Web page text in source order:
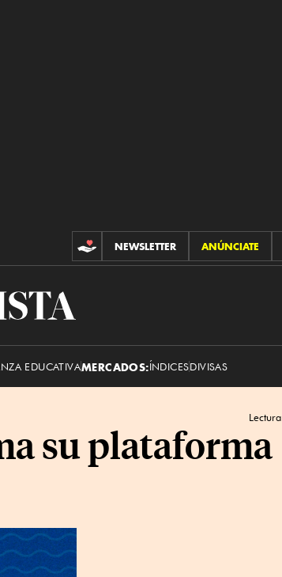
CONTRIBUCIONES
NEWSLETTER ANÚNCIATE
EDUCATIVAMERCADOS:ÍNDICESDIVISAS
Lectura
su plataforma